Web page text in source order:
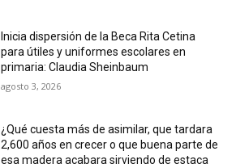
Inicia dispersión de la Beca Rita Cetina
para útiles y uniformes escolares en
primaria: Claudia Sheinbaum
agosto 3, 2026
¿Qué cuesta más de asimilar, que tardara
2,600 años en crecer o que buena parte de
esa madera acabara sirviendo de estaca